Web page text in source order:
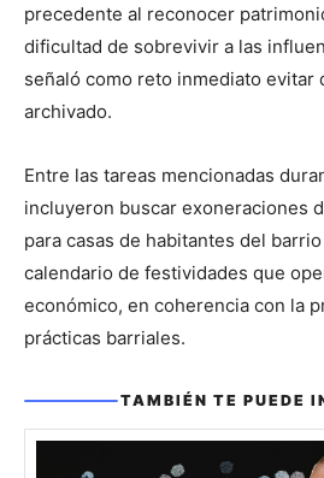
precedente al reconocer
dificultad de sobrevivir a las
señaló como reto inmediato evitar
archivado.
Entre las tareas mencionadas
incluyeron buscar exoneraciones
para casas de habitantes del
calendario de festividades que
económico, en coherencia con la
prácticas barriales.
TAMBIÉN TE PUEDE
También te puede